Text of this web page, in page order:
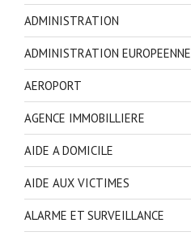
ADMINISTRATION
ADMINISTRATION EUROPEENNE
AEROPORT
AGENCE IMMOBILLIERE
AIDE A DOMICILE
AIDE AUX VICTIMES
ALARME ET SURVEILLANCE